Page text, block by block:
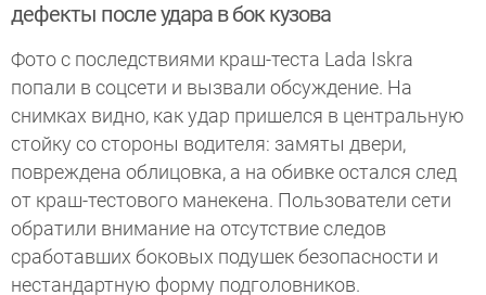
дефекты после удара в бок кузова
Фото с последствиями краш-теста Lada Iskra
попали в соцсети и вызвали обсуждение. На
снимках видно, как удар пришелся в центральную
стойку со стороны водителя: замяты двери,
повреждена облицовка, а на обивке остался след
от краш-тестового манекена. Пользователи сети
обратили внимание на отсутствие следов
сработавших боковых подушек безопасности и
нестандартную форму подголовников.